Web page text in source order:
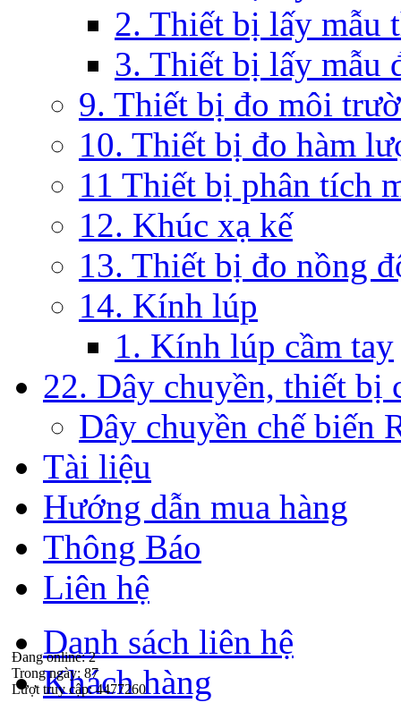
2. Thiết bị lấy mẫu
3. Thiết bị lấy mẫu
9. Thiết bị đo môi
10. Thiết bị đo hàm
11 Thiết bị phân tích
12. Khúc xạ kế
13. Thiết bị đo nồng
14. Kính lúp
1. Kính lúp cầm tay
22. Dây chuyền, thiết bị
Dây chuyền chế biến
Tài liệu
Hướng dẫn mua hàng
Thông Báo
Liên hệ
Danh sách liên hệ
Khách hàng
Đang online:2
Trong ngày: 87
Lượt truy cập:4477260